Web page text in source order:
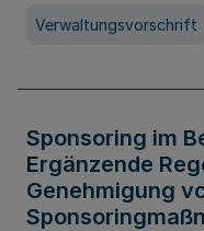
Verwaltungsvorschrift
Sponsoring im
Ergänzende
Genehmigung